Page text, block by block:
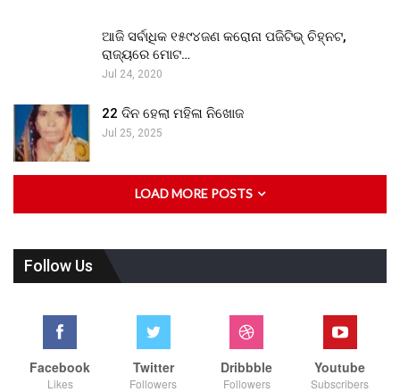
ଆଜି ସର୍ବାଧିକ ୧୫୯୪ଜଣ କରୋନା ପଜିଟିଭ୍ ଚିହ୍ନଟ,
ରାଜ୍ୟରେ ମୋଟ…
Jul 24, 2020
22 ଦିନ ହେଲା ମହିଳା ନିଖୋଜ
Jul 25, 2025
LOAD MORE POSTS
Follow Us
Facebook
Likes
Twitter
Followers
Dribbble
Followers
Youtube
Subscribers